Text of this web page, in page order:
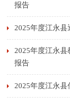
报告
2025年度江永
2025年度江永
报告
2025年度江永